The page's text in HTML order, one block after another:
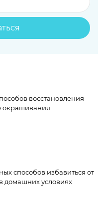
восстановления
окрашивания
способов избавиться от
домашних условиях